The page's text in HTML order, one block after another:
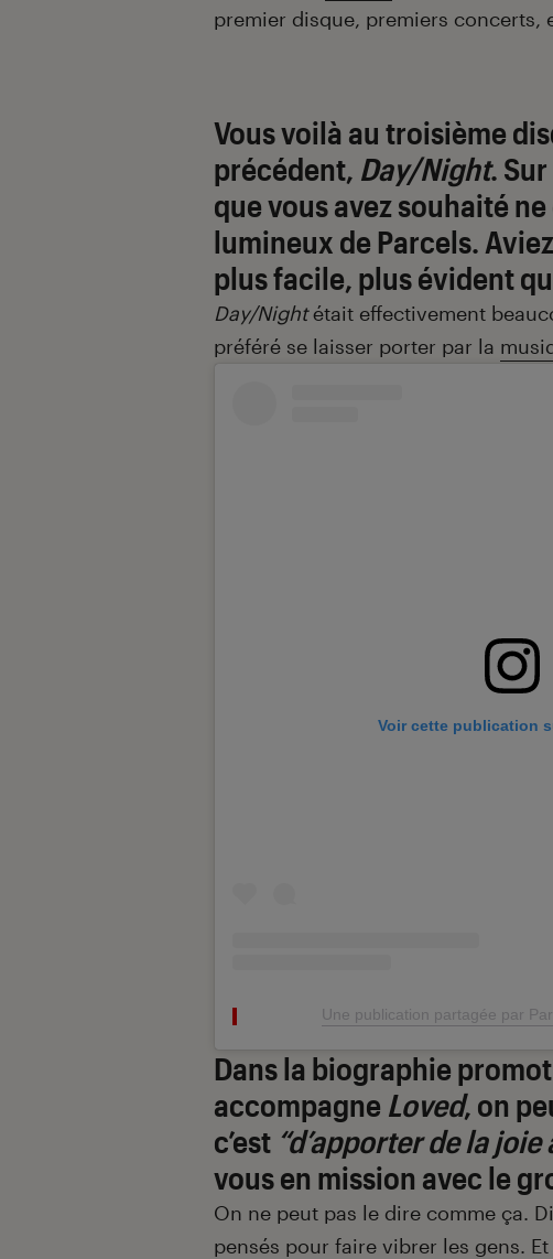
premier disque, premiers concerts,
Vous voilà au troisième
précédent, Day/Night. Sur
que vous avez souhaité
lumineux de Parcels.
plus facile, plus évident
Day/Nightétait effectivement
préféré se laisser porter par la
Voir cette publication
Une publication partagée par
Dans la biographie
accompagne Loved, on
c’est “d’apporter de la
vous en mission avec le
On ne peut pas le dire comme ça.
pensés pour faire vibrer les gens.